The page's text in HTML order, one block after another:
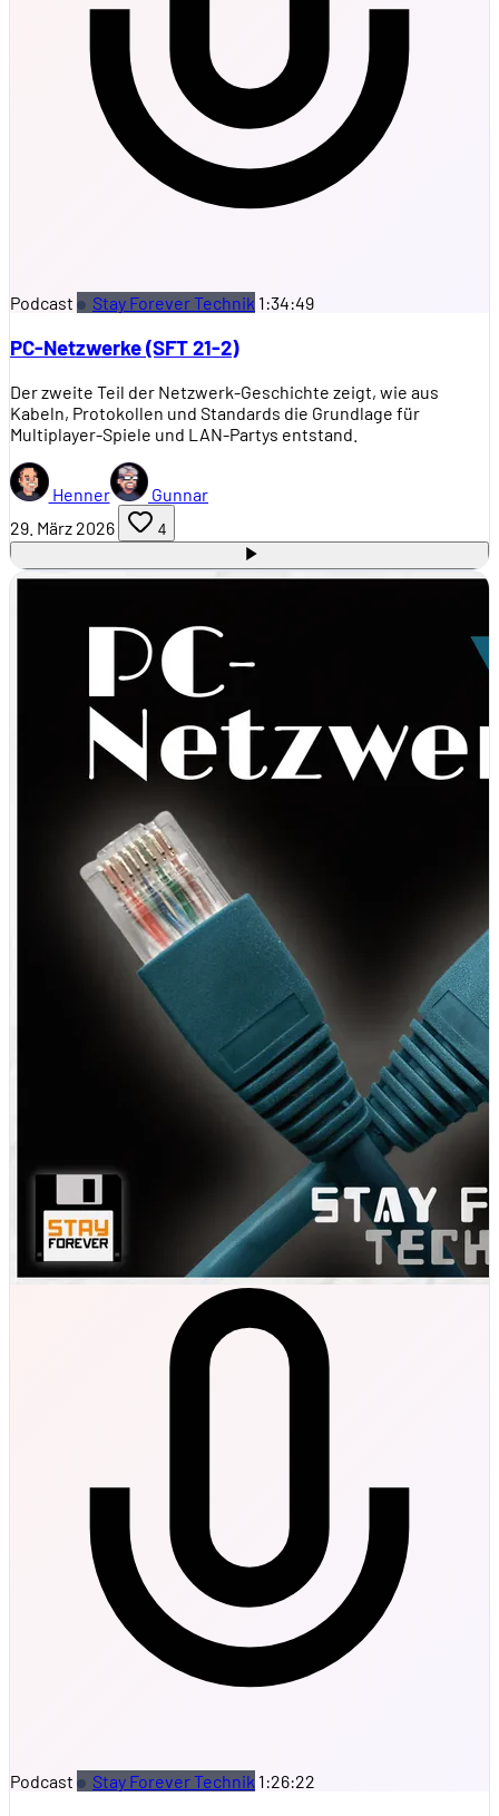
Podcast Stay Forever Technik 1:34:49
PC-Netzwerke (SFT 21-2)
Der zweite Teil der Netzwerk-Geschichte zeigt, wie aus
Kabeln, Protokollen und Standards die Grundlage für
Multiplayer-Spiele und LAN-Partys entstand.
Henner
Gunnar
29. März 2026
4
Podcast Stay Forever Technik 1:26:22